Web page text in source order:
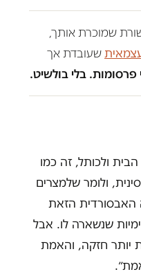
שמוכרת אותך,
שעובדת אך
פרסומות. בלי בולשיט.
ולכותל, זה כמו
ולומר שלמצרים
האבסורדית הזאת
שנשארה לו. אבל
יותר חזקה, והאמת